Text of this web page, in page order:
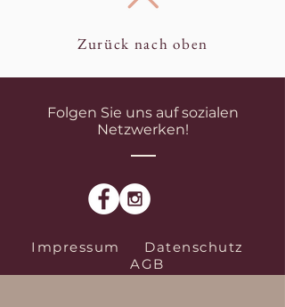
Zurück nach oben
Folgen Sie uns auf sozialen
Netzwerken!
Impressum
Datenschutz
AGB